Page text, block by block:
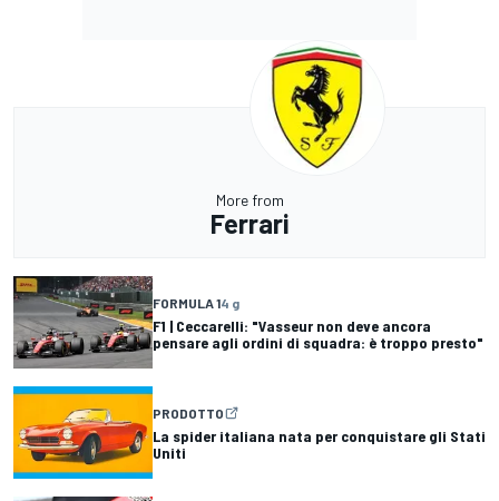
More from
Ferrari
FORMULA 14 g
F1 | Ceccarelli: "Vasseur non deve ancora
pensare agli ordini di squadra: è troppo presto"
PRODOTTO
La spider italiana nata per conquistare gli Stati
Uniti